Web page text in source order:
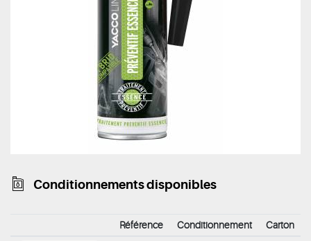
Conditionnements disponibles
Référence Conditionnement Carton